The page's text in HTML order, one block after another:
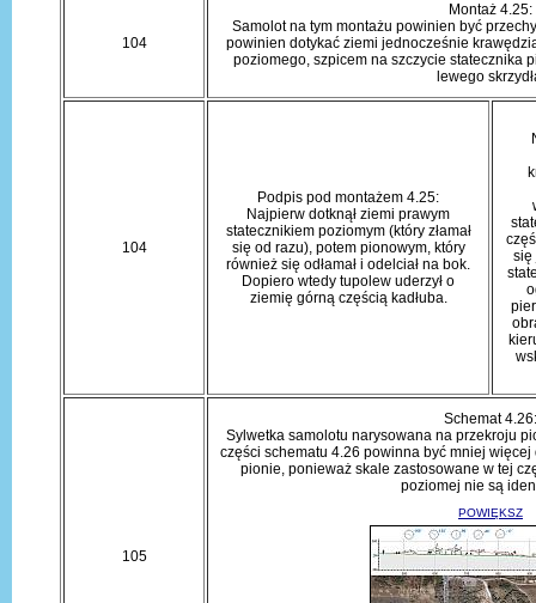
104
Montaż 4.25:
Samolot na tym montażu powinien być
powinien dotykać ziemi jednocześnie
poziomego, szpicem na szczycie statecznika
lewego
104
Podpis pod montażem 4.25:
Najpierw dotknął ziemi prawym
statecznikiem poziomym (który złamał
się od razu), potem pionowym, który
również się odłamał i odelciał na bok.
Dopiero wtedy tupolew uderzył o
ziemię górną częścią kadłuba.
się
105
Schemat 4.26:
Sylwetka samolotu narysowana na przekroju
części schematu 4.26 powinna być mniej
pionie, ponieważ skale zastosowane w tej
poziomej nie są
POWIĘKSZ